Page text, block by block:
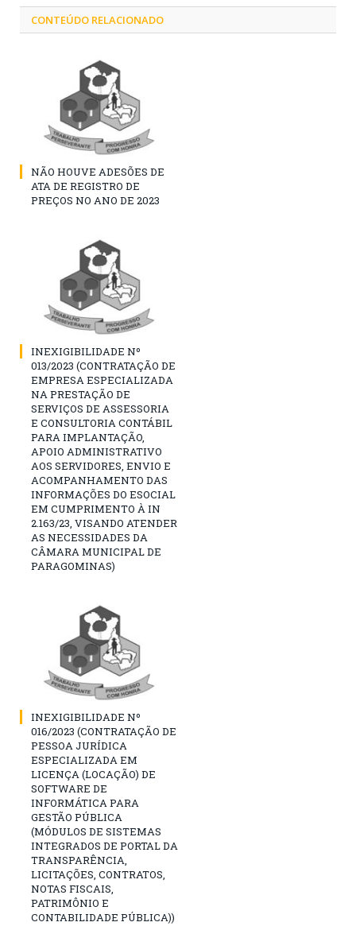
CONTEÚDO RELACIONADO
NÃO HOUVE ADESÕES DE
ATA DE REGISTRO DE
PREÇOS NO ANO DE 2023
INEXIGIBILIDADE Nº
013/2023 (CONTRATAÇÃO DE
EMPRESA ESPECIALIZADA
NA PRESTAÇÃO DE
SERVIÇOS DE ASSESSORIA
E CONSULTORIA CONTÁBIL
PARA IMPLANTAÇÃO,
APOIO ADMINISTRATIVO
AOS SERVIDORES, ENVIO E
ACOMPANHAMENTO DAS
INFORMAÇÕES DO ESOCIAL
EM CUMPRIMENTO À IN
2.163/23, VISANDO ATENDER
AS NECESSIDADES DA
CÂMARA MUNICIPAL DE
PARAGOMINAS)
INEXIGIBILIDADE Nº
016/2023 (CONTRATAÇÃO DE
PESSOA JURÍDICA
ESPECIALIZADA EM
LICENÇA (LOCAÇÃO) DE
SOFTWARE DE
INFORMÁTICA PARA
GESTÃO PÚBLICA
(MÓDULOS DE SISTEMAS
INTEGRADOS DE PORTAL DA
TRANSPARÊNCIA,
LICITAÇÕES, CONTRATOS,
NOTAS FISCAIS,
PATRIMÔNIO E
CONTABILIDADE PÚBLICA))